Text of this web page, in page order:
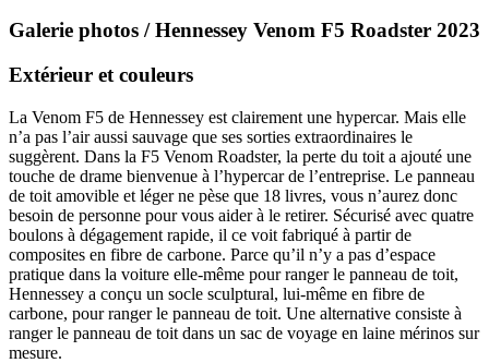
Galerie photos / Hennessey Venom F5 Roadster 2023
Extérieur et couleurs
La Venom F5 de Hennessey est clairement une hypercar. Mais elle
n’a pas l’air aussi sauvage que ses sorties extraordinaires le
suggèrent. Dans la F5 Venom Roadster, la perte du toit a ajouté une
touche de drame bienvenue à l’hypercar de l’entreprise. Le panneau
de toit amovible et léger ne pèse que 18 livres, vous n’aurez donc
besoin de personne pour vous aider à le retirer. Sécurisé avec quatre
boulons à dégagement rapide, il ce voit fabriqué à partir de
composites en fibre de carbone. Parce qu’il n’y a pas d’espace
pratique dans la voiture elle-même pour ranger le panneau de toit,
Hennessey a conçu un socle sculptural, lui-même en fibre de
carbone, pour ranger le panneau de toit. Une alternative consiste à
ranger le panneau de toit dans un sac de voyage en laine mérinos sur
mesure.